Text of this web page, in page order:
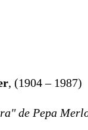
, (1904 – 1987)
de Pepa